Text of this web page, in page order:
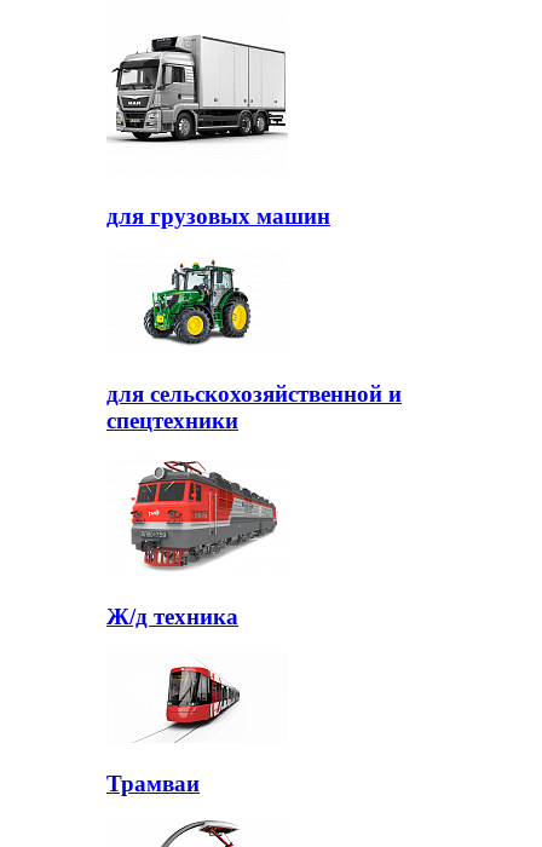
для грузовых машин
для сельскохозяйственной и
спецтехники
Ж/д техника
Трамваи